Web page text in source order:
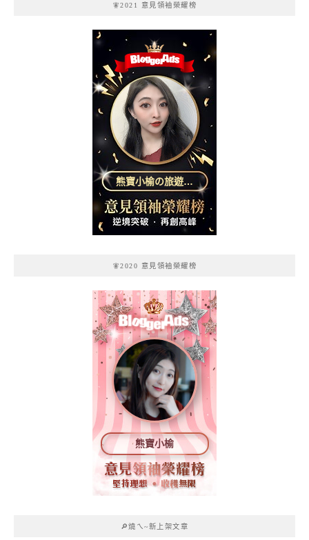
🧚2021 意見領袖榮耀榜
熊寶小榆の旅遊日
記
🧚2020 意見領袖榮耀榜
熊寶小榆
🔎燒ㄟ~新上架文章